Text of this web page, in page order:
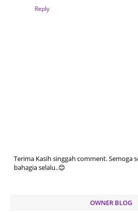
Reply
Terima Kasih singgah comment. Semoga
bahagia selalu..😊
OWNER BLOG